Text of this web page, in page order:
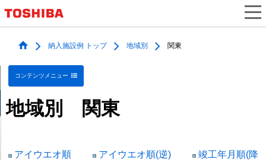
納入施設例 トップ 地域別 関東
コンテンツメニュー
地域別 関東
アイウエオ順 アイウエオ順(逆)
竣工年月順(降